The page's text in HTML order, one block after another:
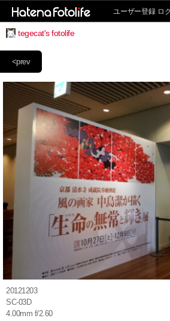
ユーザー登録 ロ
tegecat's fotolife
<prev
20121203
SC-03D
4.00mm f/2.60